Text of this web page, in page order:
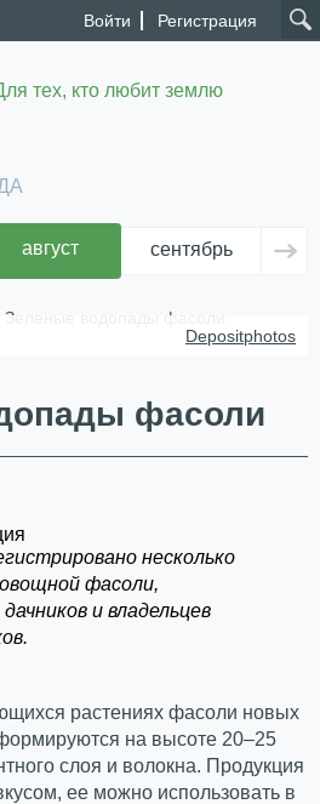
Войти Регистрация
тех, кто любит землю
август сентябрь
Зеленые водопады фасоли
Depositphotos
фасоли
несколько
фасоли,
и владельцев
растениях фасоли новых
на высоте 20–25
слоя и волокна. Продукция
ее можно использовать в